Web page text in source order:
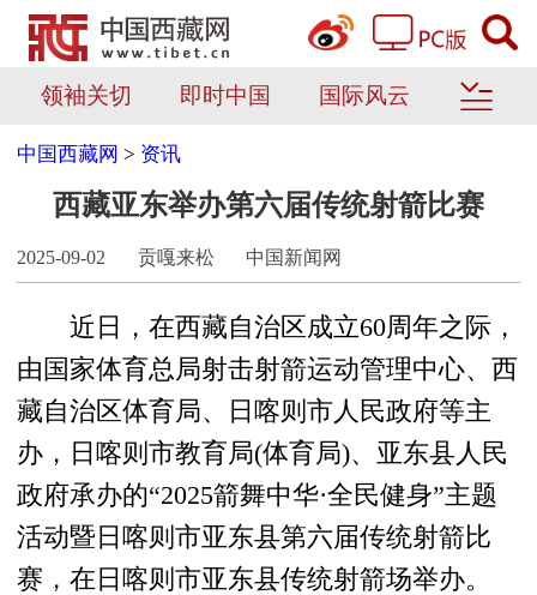
领袖关切 即时中国 国际风云
中国西藏网 > 资讯
西藏亚东举办第六届传统射箭比赛
2025-09-02 贡嘎来松 中国新闻网
近日，在西藏自治区成立60周年之际，
由国家体育总局射击射箭运动管理中心、西
藏自治区体育局、日喀则市人民政府等主
办，日喀则市教育局(体育局)、亚东县人民
政府承办的“2025箭舞中华·全民健身”主题
活动暨日喀则市亚东县第六届传统射箭比
赛，在日喀则市亚东县传统射箭场举办。